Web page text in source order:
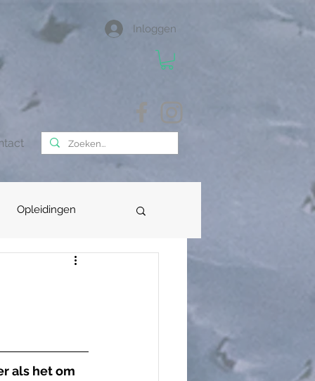
Inloggen
Opleidingen
als het om